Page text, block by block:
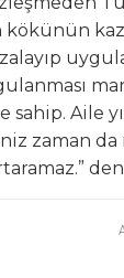
Aile
zaman da